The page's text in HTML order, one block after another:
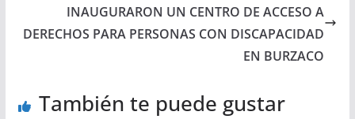
INAUGURARON UN CENTRO DE ACCESO A
DERECHOS PARA PERSONAS CON DISCAPACIDAD
EN BURZACO
También te puede gustar